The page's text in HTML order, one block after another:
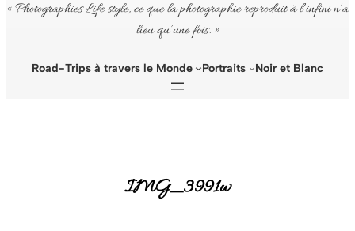
« Photographies Life style, ce que la photographie reproduit à l’infini n’a
lieu qu’une fois. »
Road-Trips à travers le Monde Portraits Noir et Blanc
IMG_3991w